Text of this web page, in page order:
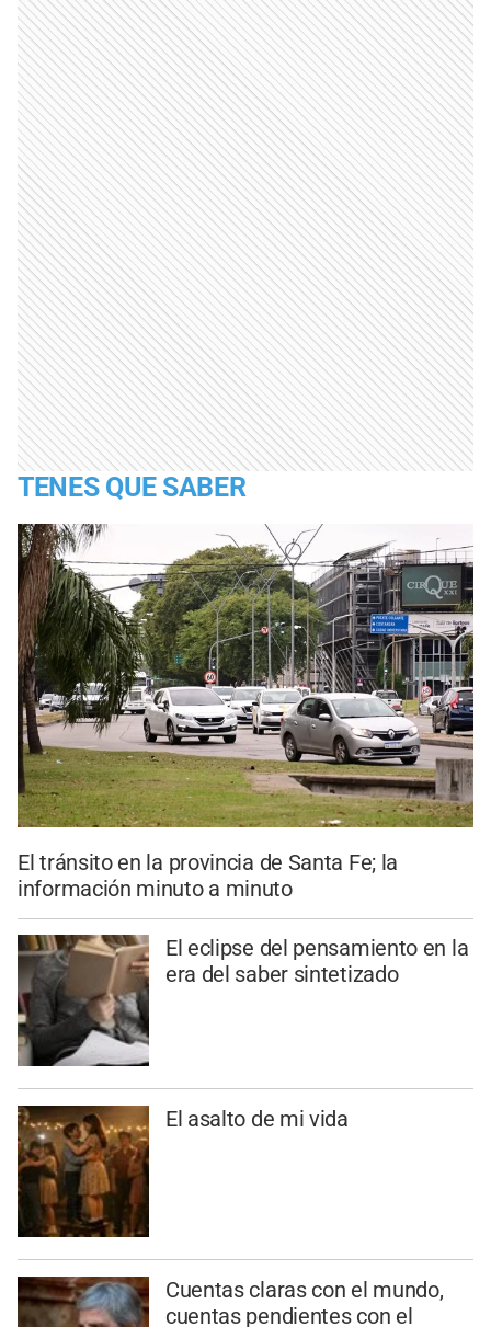
TENES QUE SABER
El tránsito en la provincia de Santa Fe; la
información minuto a minuto
El eclipse del pensamiento en la
era del saber sintetizado
El asalto de mi vida
Cuentas claras con el mundo,
cuentas pendientes con el